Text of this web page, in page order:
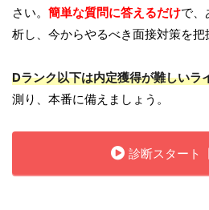
さい。 簡単な質問に答えるだけで、
析し、今からやるべき面接対策を把
Dランク以下は内定獲得が難しいラ
測り、本番に備えましょう。
診断スタート